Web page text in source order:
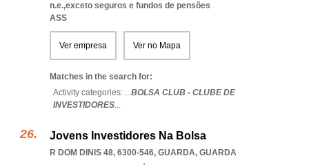
n.e.,exceto seguros e fundos de pensões
ASS
Ver empresa Ver no Mapa
Matches in the search for:
Activity categories: ...BOLSA CLUB - CLUBE DE
INVESTIDORES...
Jovens Investidores Na Bolsa
R DOM DINIS 48, 6300-546, GUARDA, GUARDA